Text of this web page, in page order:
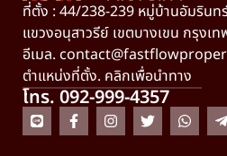
ที่ตั้ง : 44/238-239 หมู่บ้านอัมรินท
แขวงอนุสาวรีย์ เขตบางเขน กรุงเ
อีเมล.
ตำแหน่งที่ตั้ง. คลิกเพื่อนำทาง
โทร. 092-999-4357